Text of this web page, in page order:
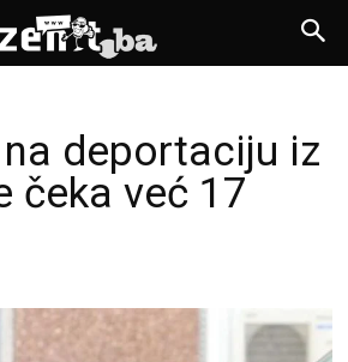
deportaciju iz
čeka već 17